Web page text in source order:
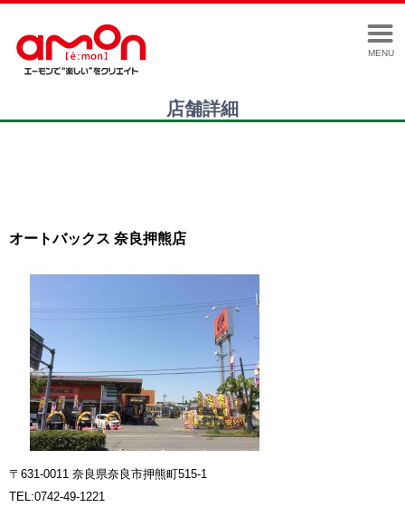
MENU
店舗詳細
オートバックス 奈良押熊店
〒631-0011 奈良県奈良市押熊町515-1
TEL:0742-49-1221